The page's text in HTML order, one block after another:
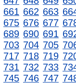
661 662 663
675 676 677
689 690 691
703 704 705
717 718 719
731 732 733
745 746 747